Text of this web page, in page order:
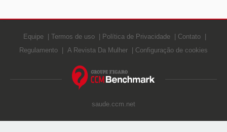
Equipe Termos de uso Política de Privacidade
Contato
Regulamento
A Revista Da Mulher Configuração de cookies
saude.ccm.net